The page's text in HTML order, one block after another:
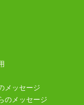
メッセージ
のメッセージ